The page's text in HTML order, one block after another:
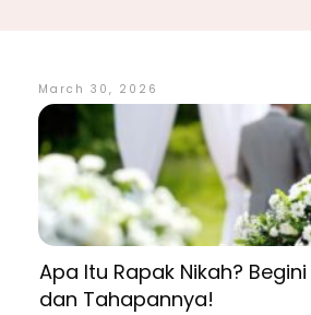
March 30, 2026
Apa Itu Rapak Nikah?
dan Tahapannya!